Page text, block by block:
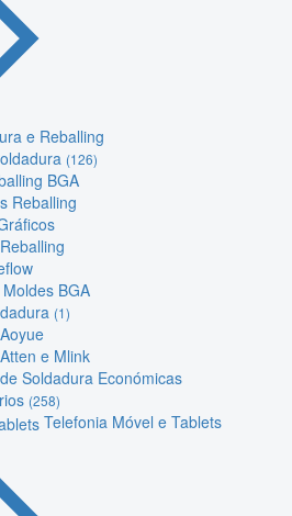
e Reballing
(126)
BGA
Reballing
BGA
(1)
e Mlink
Soldadura Económicas
(258)
Telefonia Móvel e Tablets